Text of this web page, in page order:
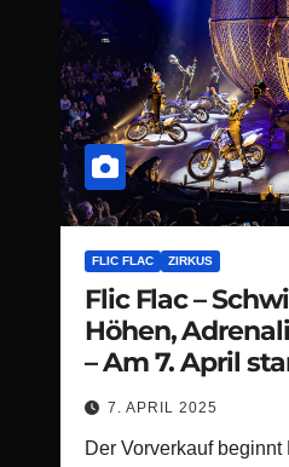
FLIC FLAC ZIRKUS
Flic Flac –
Höhen,
– Am 7. April
Vorverkauf zur
7. APRIL 2025
Der Vorverkauf